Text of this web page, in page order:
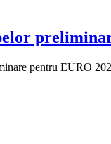
pentru EURO